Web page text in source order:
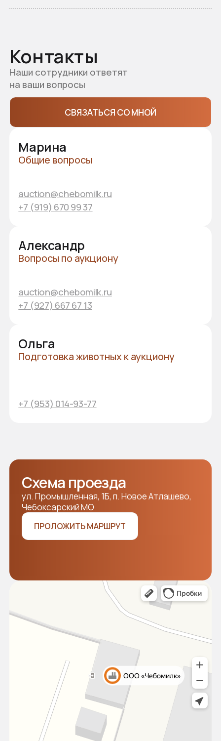
Схема проезда
Общероссийскийаукцион
Наши лоты
Новости
Продавцам
Покупателям
Аукцион 2025
Аукцион 2024
Отправляя заявку, я подтверждаю своё согласие
сполитикой конфиденциальности
Разработка сайта WDS